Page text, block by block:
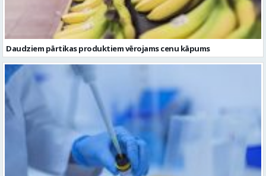
Daudziem pārtikas produktiem vērojams cenu kāpums